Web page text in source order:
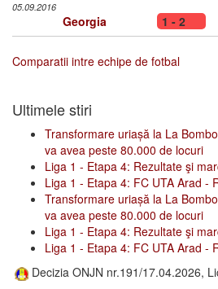
05.09.2016
Georgia 1 - 2
Comparatii intre echipe de fotbal
Ultimele stiri
Transformare uriașă la La
va avea peste 80.000 de locuri
Liga 1 - Etapa 4: Rezultate şi
Liga 1 - Etapa 4: FC UTA Arad -
Transformare uriașă la La
va avea peste 80.000 de locuri
Liga 1 - Etapa 4: Rezultate şi
Liga 1 - Etapa 4: FC UTA Arad -
Decizia ONJN nr.191/17.04.2026,